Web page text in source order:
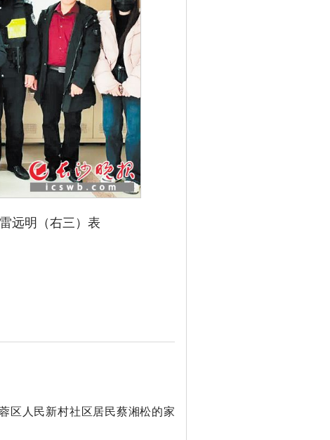
远明（右三）表
人民新村社区居民蔡湘松的家